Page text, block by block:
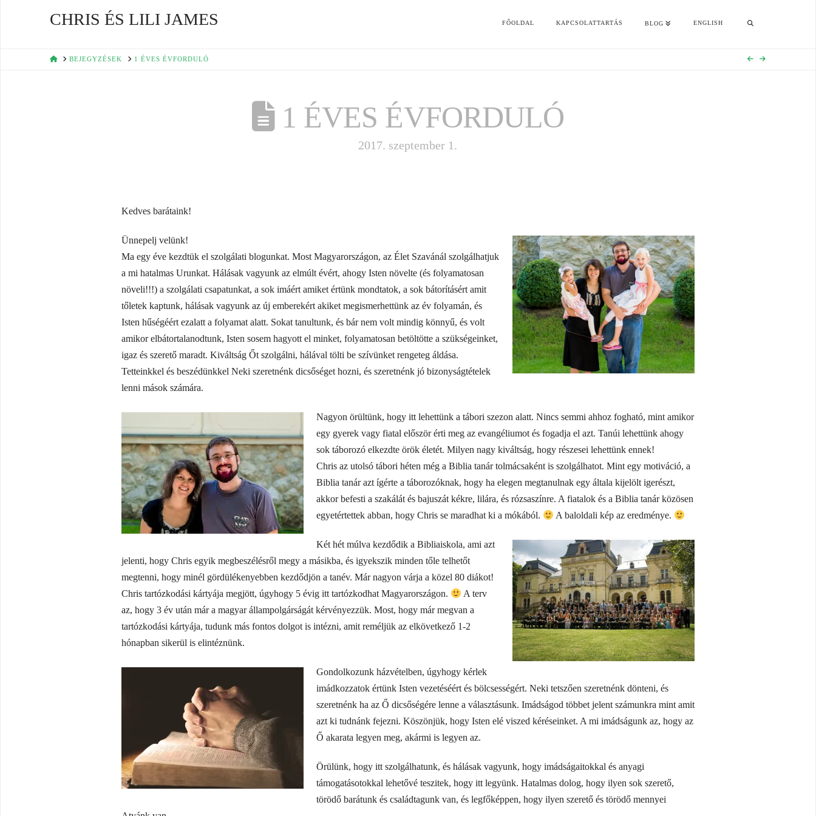
CHRIS ÉS LILI JAMES FŐOLDAL KAPCSOLATTARTÁS BLOG ENGLISH
HOMEBEJEGYZÉSEK 1 ÉVES ÉVFORDULÓ
1 ÉVES ÉVFORDULÓ
2017. szeptember 1.
Kedves barátaink!
Ünnepelj velünk!
Ma egy éve kezdtük el szolgálati blogunkat. Most Magyarországon, az Élet Szavánál szolgálhatjuk
a mi hatalmas Urunkat. Hálásak vagyunk az elmúlt évért, ahogy Isten növelte (és folyamatosan
növeli!!!) a szolgálati csapatunkat, a sok imáért amiket értünk mondtatok, a sok bátorításért amit
tőletek kaptunk, hálásak vagyunk az új emberekért akiket megismerhettünk az év folyamán, és
Isten hűségéért ezalatt a folyamat alatt. Sokat tanultunk, és bár nem volt mindig könnyű, és volt
amikor elbátortalanodtunk, Isten sosem hagyott el minket, folyamatosan betöltötte a szükségeinket,
igaz és szerető maradt. Kiváltság Őt szolgálni, hálával tölti be szívünket rengeteg áldása.
Tetteinkkel és beszédünkkel Neki szeretnénk dicsőséget hozni, és szeretnénk jó bizonyságtételek
lenni mások számára.
Nagyon örültünk, hogy itt lehettünk a tábori szezon alatt. Nincs semmi ahhoz fogható, mint amikor
egy gyerek vagy fiatal először érti meg az evangéliumot és fogadja el azt. Tanúi lehettünk ahogy
sok táborozó elkezdte örök életét. Milyen nagy kiváltság, hogy részesei lehettünk ennek!
Chris az utolsó tábori héten még a Biblia tanár tolmácsaként is szolgálhatot. Mint egy motiváció, a
Biblia tanár azt ígérte a táborozóknak, hogy ha elegen megtanulnak egy általa kijelölt igerészt,
akkor befesti a szakálát és bajuszát kékre, lilára, és rózsaszínre. A fiatalok és a Biblia tanár közösen
egyetértettek abban, hogy Chris se maradhat ki a mókából.
A baloldali kép az eredménye.
Két hét múlva kezdődik a Bibliaiskola, ami azt
jelenti, hogy Chris egyik megbeszélésről megy a másikba, és igyekszik minden tőle telhetőt
megtenni, hogy minél gördülékenyebben kezdődjön a tanév. Már nagyon várja a közel 80 diákot!
Chris tartózkodási kártyája megjött, úgyhogy 5 évig itt tartózkodhat Magyarországon.
A terv
az, hogy 3 év után már a magyar állampolgárságát kérvényezzük. Most, hogy már megvan a
tartózkodási kártyája, tudunk más fontos dolgot is intézni, amit reméljük az elkövetkező 1-2
hónapban sikerül is elintéznünk.
Gondolkozunk házvételben, úgyhogy kérlek
imádkozzatok értünk Isten vezetéséért és bölcsességért. Neki tetszően szeretnénk dönteni, és
szeretnénk ha az Ő dicsőségére lenne a választásunk. Imádságod többet jelent számunkra mint amit
azt ki tudnánk fejezni. Köszönjük, hogy Isten elé viszed kéréseinket. A mi imádságunk az, hogy az
Ő akarata legyen meg, akármi is legyen az.
Örülünk, hogy itt szolgálhatunk, és hálásak vagyunk, hogy imádságaitokkal és anyagi
támogatásotokkal lehetővé teszitek, hogy itt legyünk. Hatalmas dolog, hogy ilyen sok szerető,
törödő barátunk és családtagunk van, és legfőképpen, hogy ilyen szerető és törödő mennyei